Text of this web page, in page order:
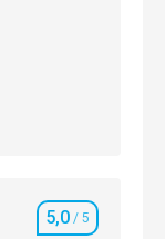
5,0/ 5
Hodnotenie
5,0 / 5